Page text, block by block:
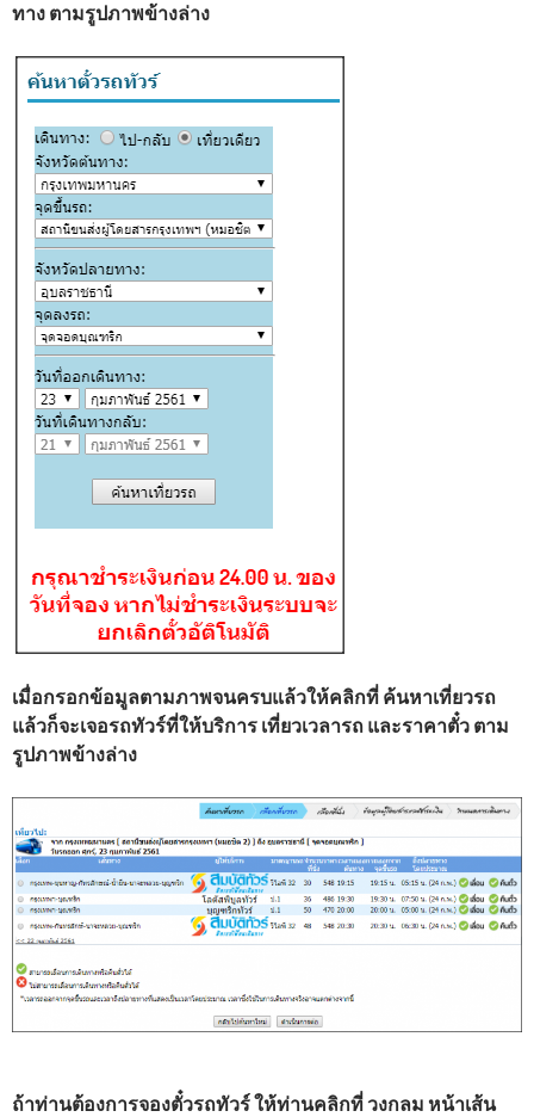
ทาง ตามรูปภาพข้างล่าง
เมื่อกรอกข้อมูลตามภาพจนครบแล้วให้คลิกที่ ค้นหาเที่ยวรถ
แล้วก็จะเจอรถทัวร์ที่ให้บริการ เที่ยวเวลารถ และราคาตั๋ว ตาม
รูปภาพข้างล่าง
ถ้าท่านต้องการจองตั๋วรถทัวร์ให้ท่านคลิกที่ วงกลม หน้าเส้น